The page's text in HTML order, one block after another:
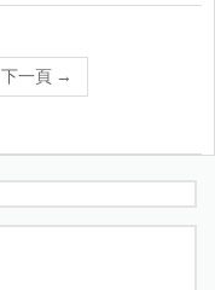
下一頁 →